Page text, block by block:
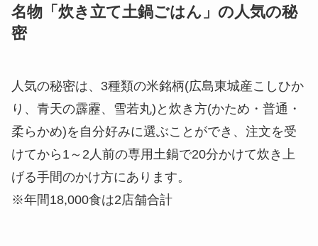
名物「炊き立て土鍋ごはん」の人気の秘
密
人気の秘密は、3種類の米銘柄(広島東城産こしひか
り、青天の霹靂、雪若丸)と炊き方(かため・普通・
柔らかめ)を自分好みに選ぶことができ、注文を受
けてから1～2人前の専用土鍋で20分かけて炊き上
げる手間のかけ方にあります。
※年間18,000食は2店舗合計